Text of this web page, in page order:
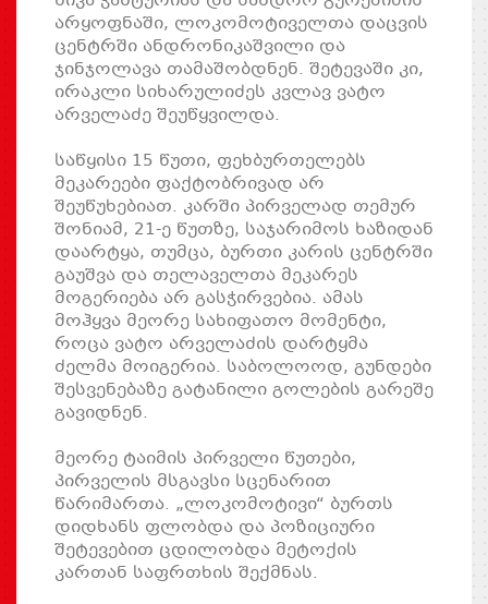
არყოფნაში, ლოკომოტიველთა დაცვის
ცენტრში ანდრონიკაშვილი და
ჯინჯოლავა თამაშობდნენ. შეტევაში კი,
ირაკლი სიხარულიძეს კვლავ ვატო
არველაძე შეუწყვილდა.
საწყისი 15 წუთი, ფეხბურთელებს
მეკარეები ფაქტობრივად არ
შეუწუხებიათ. კარში პირველად თემურ
შონიამ, 21-ე წუთზე, საჯარიმოს ხაზიდან
დაარტყა, თუმცა, ბურთი კარის ცენტრში
გაუშვა და თელაველთა მეკარეს
მოგერიება არ გასჭირვებია. ამას
მოჰყვა მეორე სახიფათო მომენტი,
როცა ვატო არველაძის დარტყმა
ძელმა მოიგერია. საბოლოოდ, გუნდები
შესვენებაზე გატანილი გოლების გარეშე
გავიდნენ.
მეორე ტაიმის პირველი წუთები,
პირველის მსგავსი სცენარით
წარიმართა. „ლოკომოტივი“ ბურთს
დიდხანს ფლობდა და პოზიციური
შეტევებით ცდილობდა მეტოქის
კართან საფრთხის შექმნას.